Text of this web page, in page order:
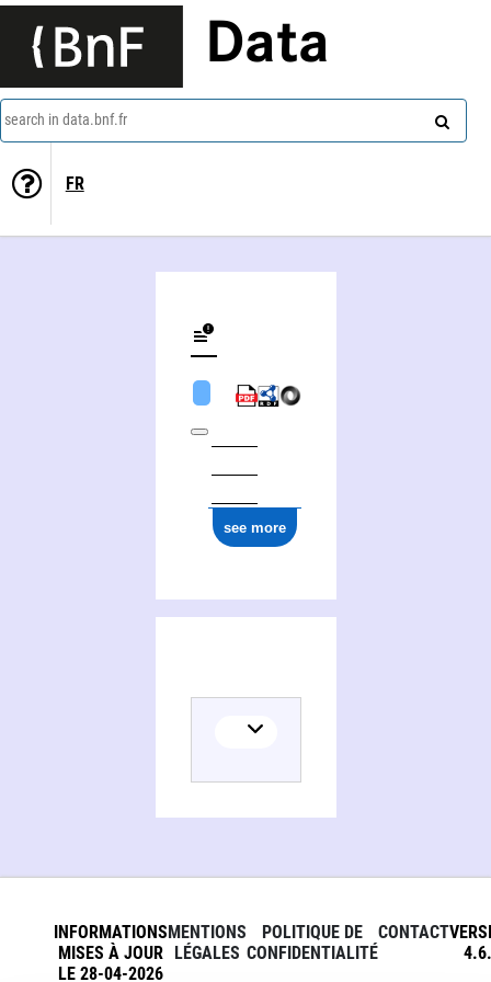
Data
search in data.bnf.fr
FR
see more
INFORMATIONS
MISES À JOUR
LE 28-04-2026
MENTIONS
LÉGALES
POLITIQUE DE
CONFIDENTIALITÉ
CONTACT